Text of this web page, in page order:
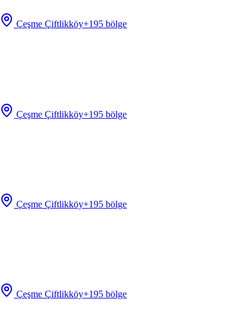
Çeşme Çiftlikköy+195 bölge
Çeşme Çiftlikköy+195 bölge
Çeşme Çiftlikköy+195 bölge
Çeşme Çiftlikköy+195 bölge